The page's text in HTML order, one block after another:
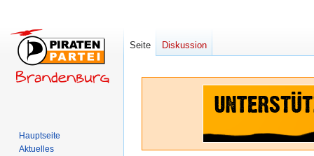
Seite Diskussion
Hauptseite
Aktuelles